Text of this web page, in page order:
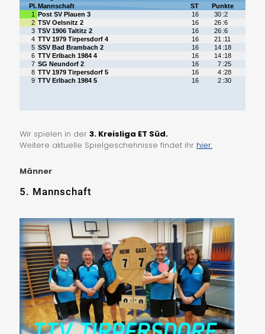
Wir spielen in der 3. Kreisliga ET Süd.
Weitere aktuelle Spielgeschehnisse findet ihr hier.
Männer
5. Mannschaft